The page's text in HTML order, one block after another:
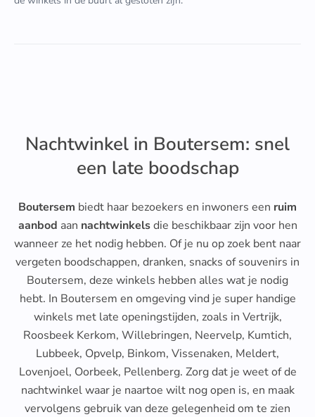
Nachtwinkel in Boutersem: snel
een late boodschap
Boutersem biedt haar bezoekers en inwoners een ruim
aanbod aan nachtwinkelsdie beschikbaar zijn voor hen
wanneer ze het nodig hebben. Of je nu op zoek bent naar
vergeten boodschappen, dranken, snacks of souvenirs in
Boutersem, deze winkels hebben alles wat je nodig
hebt. In Boutersem en omgeving vind je super handige
winkels met late openingstijden, zoals in Vertrijk,
Roosbeek Kerkom, Willebringen, Neervelp, Kumtich,
Lubbeek, Opvelp, Binkom, Vissenaken, Meldert,
Lovenjoel, Oorbeek, Pellenberg. Zorg dat je weet of de
nachtwinkel waar je naartoe wilt nog open is, en maak
vervolgens gebruik van deze gelegenheid om te zien